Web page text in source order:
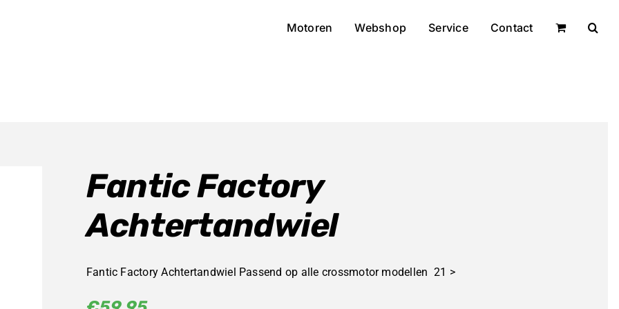
Motoren Webshop Service Contact
Fantic Factory
Achtertandwiel
Fantic Factory Achtertandwiel Passend op alle crossmotor modellen 21 >